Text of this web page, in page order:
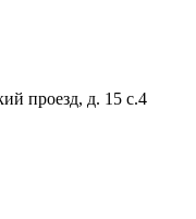
проезд, д. 15 с.4